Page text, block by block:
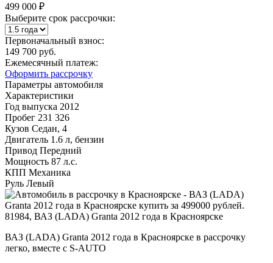
499 000 ₽
Выберите срок рассрочки:
Первоначальный взнос:
149 700 руб.
Ежемесячный платеж:
Оформить рассрочку
Параметры автомобиля
Характеристики
Год выпуска 2012
Пробег 231 326
Кузов Седан, 4
Двигатель 1.6 л, бензин
Привод Передний
Мощность 87 л.с.
КПП Механика
Руль Левый
ВАЗ (LADA) Granta 2012 года в Красноярске в рассрочку
легко, вместе с S-AUTO